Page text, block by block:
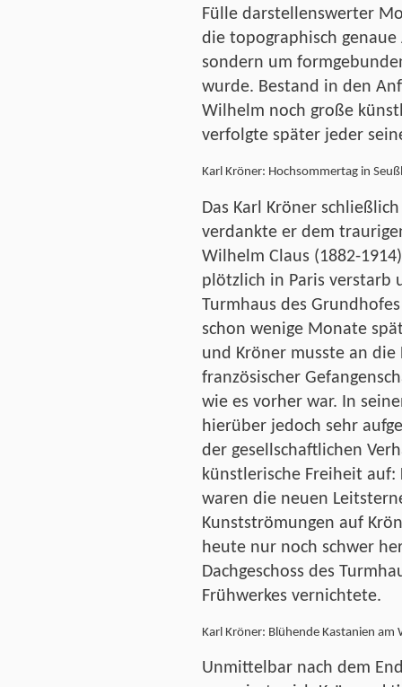
Fülle darstellenswerter
die topographisch
sondern um
wurde. Bestand in den
Wilhelm noch große
verfolgte später jeder
Karl Kröner: Hochsommertag in
Das Karl Kröner
verdankte er dem
Wilhelm Claus (1882-
plötzlich in Paris verstarb
Turmhaus des
schon wenige Monate
und Kröner musste an die
französischer
wie es vorher war. In
hierüber jedoch sehr
der gesellschaftlichen
künstlerische Freiheit auf:
waren die neuen
Kunstströmungen auf
heute nur noch schwer
Dachgeschoss des
Frühwerkes vernichtete.
Karl Kröner: Blühende Kastanien am
Unmittelbar nach dem